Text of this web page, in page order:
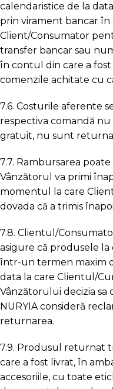
calendaristice de la
prin virament bancar
Client/Consumator
transfer bancar sau
în contul din care a
comenzile achitate cu
7.6. Costurile aferente
respectiva comandă
gratuit, nu sunt
7.7. Rambursarea
Vânzătorul va primi
momentul la care
dovada că a trimis
7.8. Clientul/
asigure că produsele
într-un termen maxim
data la care Clientul/
Vânzătorului decizia sa
NURYIA consideră
returnarea.
7.9. Produsul returnat
care a fost livrat, în
accesoriile, cu toate